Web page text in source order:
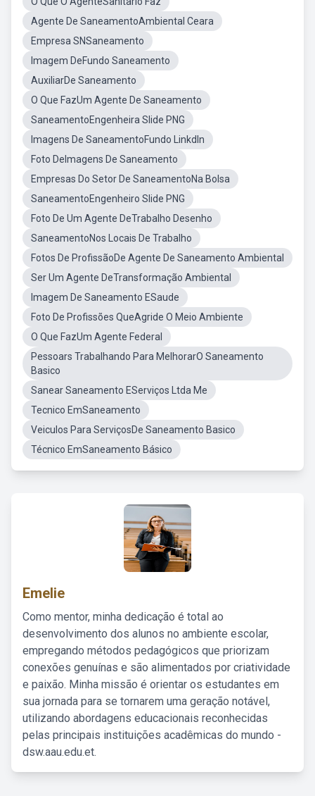
Agente De SaneamentoAmbiental Ceara
Empresa SNSaneamento
Imagem DeFundo Saneamento
AuxiliarDe Saneamento
O Que FazUm Agente De Saneamento
SaneamentoEngenheira Slide PNG
Imagens De SaneamentoFundo Linkdln
Foto DeImagens De Saneamento
Empresas Do Setor De SaneamentoNa Bolsa
SaneamentoEngenheiro Slide PNG
Foto De Um Agente DeTrabalho Desenho
SaneamentoNos Locais De Trabalho
Fotos De ProfissãoDe Agente De Saneamento Ambiental
Ser Um Agente DeTransformação Ambiental
Imagem De Saneamento ESaude
Foto De Profissões QueAgride O Meio Ambiente
O Que FazUm Agente Federal
Pessoars Trabalhando Para MelhorarO Saneamento
Basico
Sanear Saneamento EServiços Ltda Me
Tecnico EmSaneamento
Veiculos Para ServiçosDe Saneamento Basico
Técnico EmSaneamento Básico
Emelie
Como mentor, minha dedicação é total ao
desenvolvimento dos alunos no ambiente escolar,
empregando métodos pedagógicos que priorizam
conexões genuínas e são alimentados por criatividade
e paixão. Minha missão é orientar os estudantes em
sua jornada para se tornarem uma geração notável,
utilizando abordagens educacionais reconhecidas
pelas principais instituições acadêmicas do mundo -
dsw.aau.edu.et.